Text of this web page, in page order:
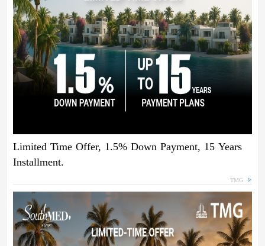
Limited Time Offer, 1.5% Down Payment, 15 Years
Installment.
TMG